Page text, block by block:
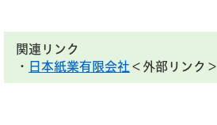
関連リンク
・
日本紙業有限会社 ＜外部リンク＞